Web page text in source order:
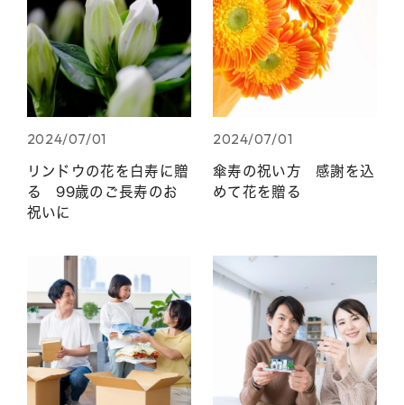
2024/07/01
リンドウの花を白寿に贈
る 99歳のご長寿のお
祝いに
2024/07/01
傘寿の祝い方 感謝を込
めて花を贈る